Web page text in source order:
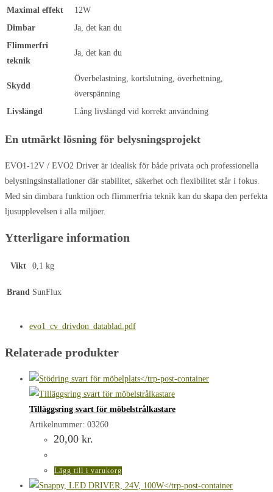
Maximal effekt
12W
Dimbar
Ja, det kan du
Flimmerfri
teknik
Ja, det kan du
Skydd
Överbelastning, kortslutning, överhettning,
överspänning
Livslängd
Lång livslängd vid korrekt användning
En utmärkt lösning för belysningsprojekt
EVO1-12V / EVO2 Driver är idealisk för både privata och professionella
belysningsinstallationer där stabilitet, säkerhet och flexibilitet står i fokus.
Med sin dimbara funktion och flimmerfria teknik kan du skapa den perfekta
ljusupplevelsen i alla miljöer.
Ytterligare information
Vikt 0,1 kg
Brand SunFlux
evo1_cv_drivdon_datablad.pdf
Relaterade produkter
Tilläggsring svart för möbelstrålkastare
Artikelnummer: 03260
20,00 kr.
Lägg till i varukorg